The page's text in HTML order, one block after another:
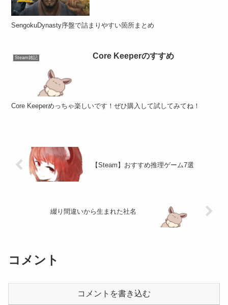
SengokuDynasty序盤で詰まりやすい箇所まとめ
Steam雑記 Core Keeperのすすめ
Core Keeperめっちゃ楽しいです！ぜひ購入して試してみてね！
【Steam】おすすめ推理ゲーム7選
綴り間違いから生まれた社名
コメント
コメントを書き込む